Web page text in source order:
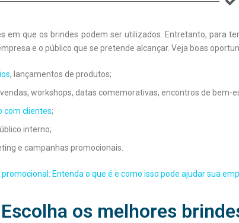
em que os brindes podem ser utilizados. Entretanto, para
e o público que se pretende alcançar. Veja boas
, lançamentos de produtos;
workshops, datas comemorativas, encontros de bem-
com clientes;
interno;
e campanhas promocionais.
Entenda o que é e como isso pode ajudar sua
Escolha os melhores